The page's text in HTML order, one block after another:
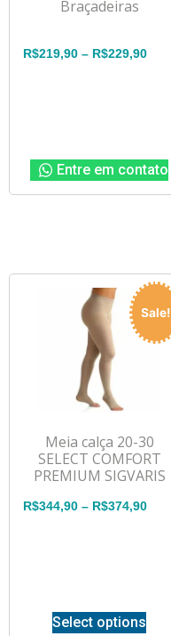
Braçadeiras
R$219,90 – R$229,90
Entre em contato
Sale!
Meia calça 20-30
SELECT COMFORT
PREMIUM SIGVARIS
R$344,90 – R$374,90
Select options